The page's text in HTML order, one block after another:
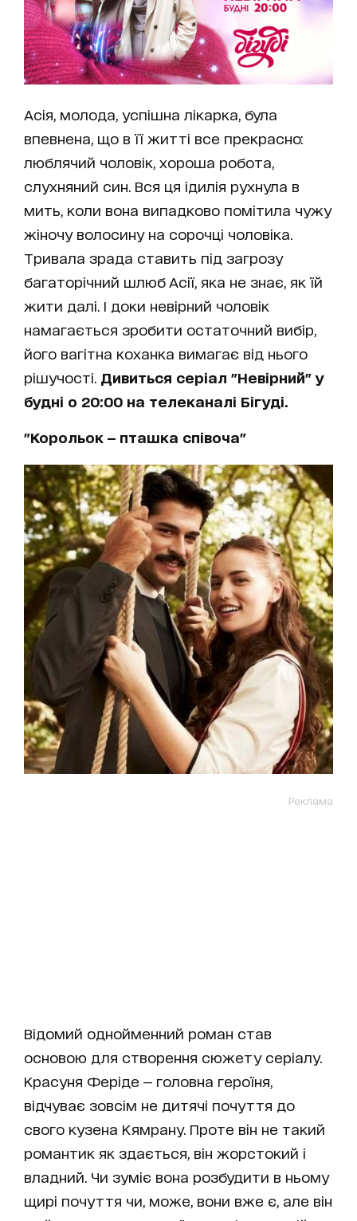
Асія, молода, успішна лікарка, була
впевнена, що в її житті все прекрасно:
люблячий чоловік, хороша робота,
слухняний син. Вся ця ідилія рухнула в
мить, коли вона випадково помітила чужу
жіночу волосину на сорочці чоловіка.
Тривала зрада ставить під загрозу
багаторічний шлюб Асії, яка не знає, як їй
жити далі. І доки невірний чоловік
намагається зробити остаточний вибір,
його вагітна коханка вимагає від нього
рішучості. Дивиться серіал "Невірний" у
будні о 20:00 на телеканалі Бігуді.
"Корольок — пташка співоча"
Реклама
Відомий однойменний роман став
основою для створення сюжету серіалу.
Красуня Феріде — головна героїня,
відчуває зовсім не дитячі почуття до
свого кузена Кямрану. Проте він не такий
романтик як здається, він жорстокий і
владний. Чи зуміє вона розбудити в ньому
щирі почуття чи, може, вони вже є, але він